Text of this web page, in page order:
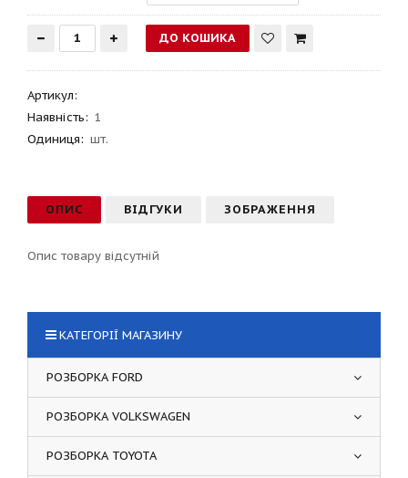
Артикул:
Наявність: 1
Одиниця: шт.
ОПИС ВІДГУКИ ЗОБРАЖЕННЯ
Опис товару відсутній
КАТЕГОРІЇ МАГАЗИНУ
РОЗБОРКА FORD
РОЗБОРКА VOLKSWAGEN
РОЗБОРКА TOYOTA